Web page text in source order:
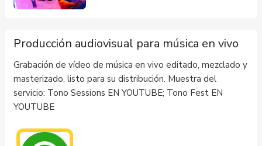
Producción audiovisual para música en vivo
Grabación de vídeo de música en vivo editado, mezclado y
masterizado, listo para su distribución. Muestra del
servicio: Tono Sessions EN YOUTUBE; Tono Fest EN
YOUTUBE